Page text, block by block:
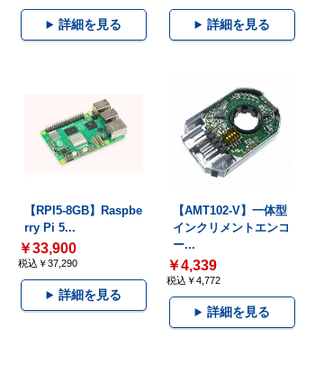
詳細を見る 詳細を見る
【RPI5-8GB】Raspbe
rry Pi 5...
￥33,900
税込￥37,290
詳細を見る
【AMT102-V】一体型
インクリメントエンコ
ー...
￥4,339
税込￥4,772
詳細を見る